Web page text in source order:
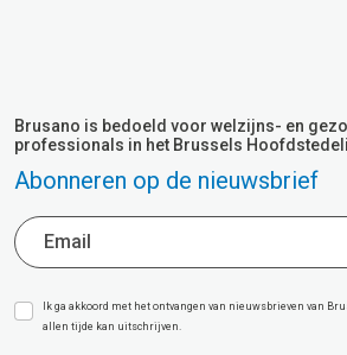
Brusano is bedoeld voor welzijns- en
professionals in het Brussels
Abonneren op de nieuwsbrief
Ik ga akkoord met het ontvangen van nieuwsbrieven van
allen tijde kan uitschrijven.